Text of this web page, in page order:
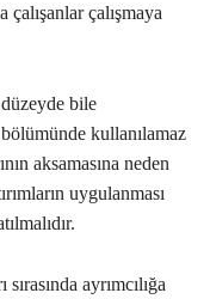
çalışmaya
bile
kullanılamaz
aksamasına neden
uygulanması
ayrımcılığa